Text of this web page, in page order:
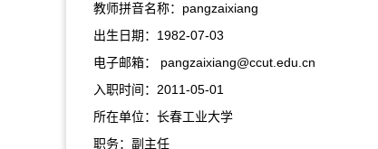
教师拼音名称：pangzaixiang
出生日期：1982-07-03
电子邮箱：
pangzaixiang@ccut.edu.cn
入职时间：2011-05-01
所在单位：长春工业大学
职务：副主任